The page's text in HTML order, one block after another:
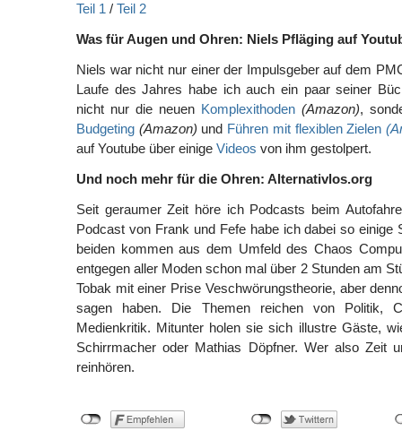
Teil 1 / Teil 2
Was für Augen und Ohren: Niels Pfläging auf
Niels war nicht nur einer der Impulsgeber auf dem
Laufe des Jahres habe ich auch ein paar seiner
nicht nur die neuen Komplexithoden (Amazon),
Budgeting (Amazon) und Führen mit flexiblen Zielen
auf Youtube über einige Videos von ihm gestolpert.
Und noch mehr für die Ohren: Alternativlos.org
Seit geraumer Zeit höre ich Podcasts beim
Podcast von Frank und Fefe habe ich dabei so einige
beiden kommen aus dem Umfeld des Chaos
entgegen aller Moden schon mal über 2 Stunden am
Tobak mit einer Prise Veschwörungstheorie, aber
sagen haben. Die Themen reichen von Politik,
Medienkritik. Mitunter holen sie sich illustre Gäste,
Schirrmacher oder Mathias Döpfner. Wer also Zeit
reinhören.